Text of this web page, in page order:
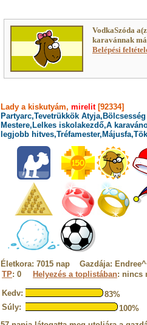
VodkaSzóda
karavánnak
Belépési
Lady a kiskutyám, mirelit[92334]
Partyarc,Tevetrükkök
Mestere,Lelkes iskolakezdő,A
legjobb
Életkora: 7015 nap Gazdája:
TP: 0 Helyezés a toplistában: nincs
Kedv:
83%
Súly:
100%